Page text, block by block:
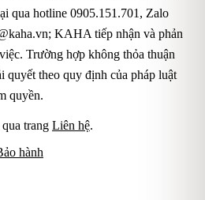
qua hotline 0905.151.701, Zalo
; KAHA tiếp nhận và phản
Trường hợp không thỏa thuận
quyết theo quy định của pháp luật
quyền.
trang Liên hệ.
hành